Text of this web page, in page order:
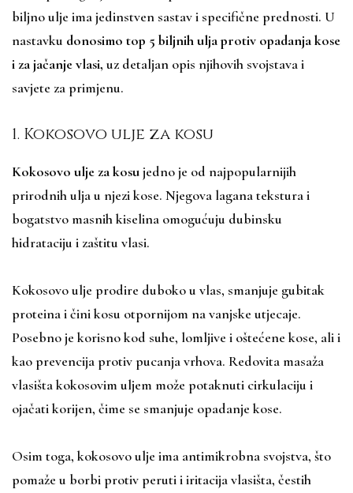
biljno ulje ima jedinstven sastav i specifične prednosti. U
nastavku donosimo top 5 biljnih ulja protiv opadanja kose
i za jačanje vlasi, uz detaljan opis njihovih svojstava i
savjete za primjenu.
1. Kokosovo ulje za kosu
Kokosovo ulje za kosujedno je od najpopularnijih
prirodnih ulja u njezi kose. Njegova lagana tekstura i
bogatstvo masnih kiselina omogućuju dubinsku
hidrataciju i zaštitu vlasi.
Kokosovo ulje prodire duboko u vlas, smanjuje gubitak
proteina i čini kosu otpornijom na vanjske utjecaje.
Posebno je korisno kod suhe, lomljive i oštećene kose, ali i
kao prevencija protiv pucanja vrhova. Redovita masaža
vlasišta kokosovim uljem može potaknuti cirkulaciju i
ojačati korijen, čime se smanjuje opadanje kose.
Osim toga, kokosovo ulje ima antimikrobna svojstva, što
pomaže u borbi protiv peruti i iritacija vlasišta, čestih